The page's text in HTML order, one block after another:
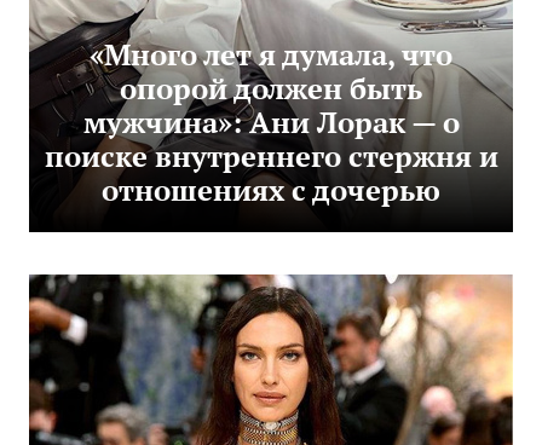
«Много лет я думала, что
опорой должен быть
мужчина»: Ани Лорак — о
поиске внутреннего стержня и
отношениях с дочерью